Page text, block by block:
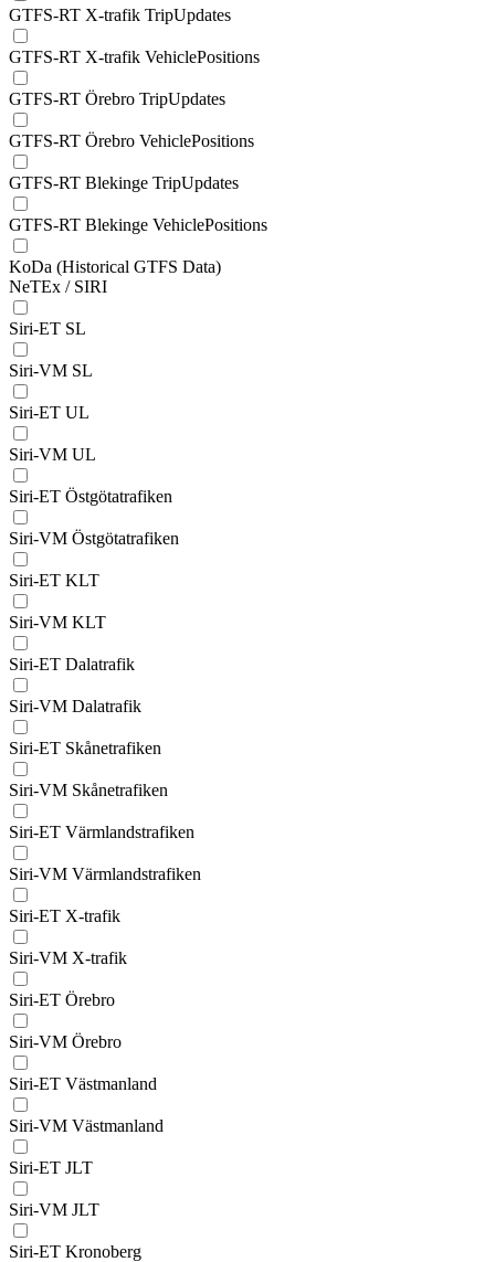
GTFS-RT X-trafik TripUpdates
GTFS-RT X-trafik VehiclePositions
GTFS-RT Örebro TripUpdates
GTFS-RT Örebro VehiclePositions
GTFS-RT Blekinge TripUpdates
GTFS-RT Blekinge VehiclePositions
KoDa (Historical GTFS Data)
NeTEx / SIRI
Siri-ET SL
Siri-VM SL
Siri-ET UL
Siri-VM UL
Siri-ET Östgötatrafiken
Siri-VM Östgötatrafiken
Siri-ET KLT
Siri-VM KLT
Siri-ET Dalatrafik
Siri-VM Dalatrafik
Siri-ET Skånetrafiken
Siri-VM Skånetrafiken
Siri-ET Värmlandstrafiken
Siri-VM Värmlandstrafiken
Siri-ET X-trafik
Siri-VM X-trafik
Siri-ET Örebro
Siri-VM Örebro
Siri-ET Västmanland
Siri-VM Västmanland
Siri-ET JLT
Siri-VM JLT
Siri-ET Kronoberg